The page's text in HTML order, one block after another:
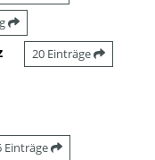
20 Einträge
Einträge